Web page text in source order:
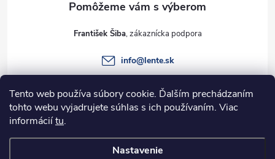
Tento web používa súbory cookie. Ďalším prechádzaním
tohto webu vyjadrujete súhlas s ich používaním. Viac
informáciítu.
Nastavenie
e
František Šiba
info@lente.sk
Informácie pre vás